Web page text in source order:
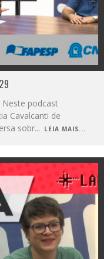
podcast
Cavalcanti de
sobr... LEIA MAIS...